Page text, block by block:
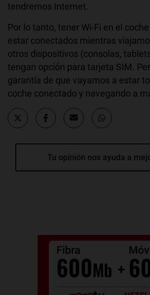
tendremos Internet.
Por lo tanto, tener Wi-Fi en el
estar conectados mientras
otros dispositivos (consolas,
tengan opción para tarjeta SIM.
garantía de que vayamos a estar
coche conectado y navegando a
Tu opinión nos ayuda a